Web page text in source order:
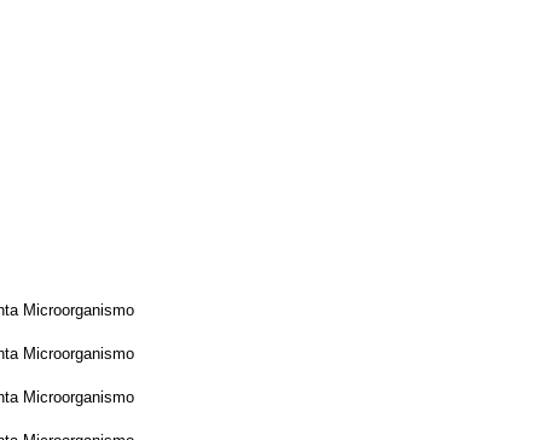
Microorganismo
Microorganismo
Microorganismo